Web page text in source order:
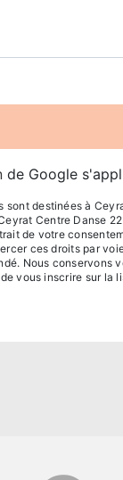
de Google
destinées à
Centre Danse
de votre
ces droits par
Nous conservons
vous inscrire sur la